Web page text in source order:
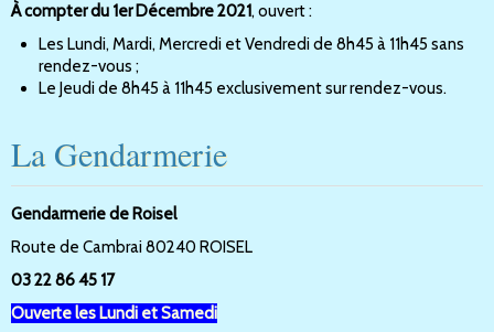
À compter du 1er Décembre 2021, ouvert :
Les Lundi, Mardi, Mercredi et Vendredi de 8h45 à 11h45 sans
rendez-vous ;
Le Jeudi de 8h45 à 11h45 exclusivement sur rendez-vous.
La Gendarmerie
Gendarmerie de Roisel
Route de Cambrai 80240 ROISEL
03 22 86 45 17
Ouverte les Lundi et Samedi